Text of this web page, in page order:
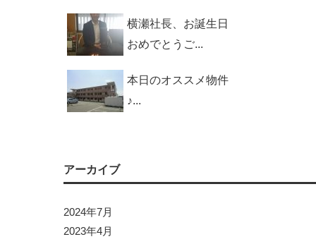
横瀬社長、お誕生日
おめでとうご...
本日のオススメ物件
♪...
アーカイブ
2024年7月
2023年4月